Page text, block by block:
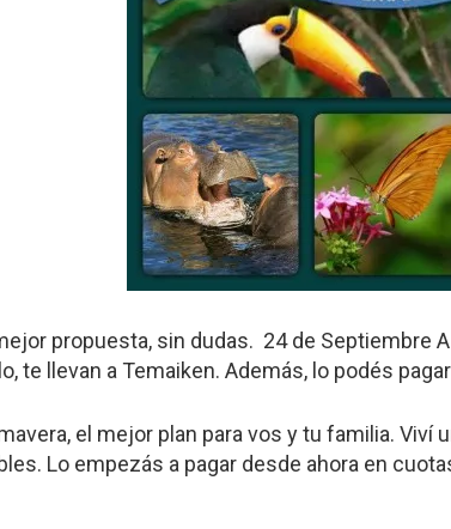
propuesta, sin dudas. 24 de Septiembre
te llevan a Temaiken. Además, lo podés
el mejor plan para vos y tu familia. Viví
Lo empezás a pagar desde ahora en